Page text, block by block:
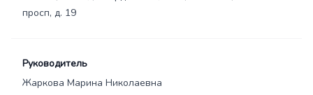
просп, д. 19
Руководитель
Жаркова Марина Николаевна